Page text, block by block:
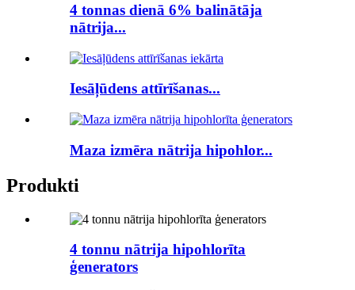
4 tonnas dienā 6% balinātāja
nātrija...
Iesāļūdens attīrīšanas...
Maza izmēra nātrija hipohlor...
Produkti
4 tonnu nātrija hipohlorīta
ģenerators